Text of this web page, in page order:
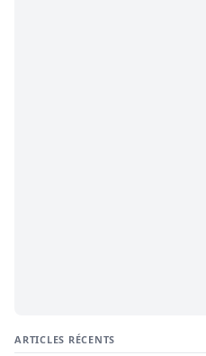
ARTICLES RÉCENTS